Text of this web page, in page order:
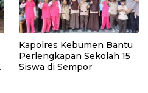
Kapolres Kebumen Bantu
Perlengkapan Sekolah 15
Siswa di Sempor